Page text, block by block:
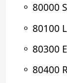
⚬ 80000
⚬ 80100
⚬ 80300
⚬ 80400